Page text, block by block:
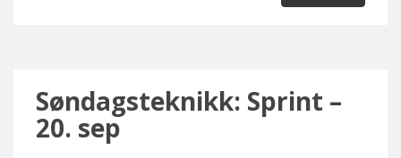
Søndagsteknikk: Sprint –
20. sep